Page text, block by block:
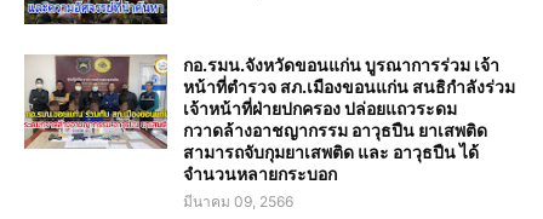
กอ.รมน.จังหวัดขอนแก่น บูรณาการร่วม เจ้า
หน้าที่ตำรวจ สภ.เมืองขอนแก่น สนธิกำลังร่วม
เจ้าหน้าที่ฝ่ายปกครอง ปล่อยแถวระดม
กวาดล้างอาชญากรรม อาวุธปืน ยาเสพติด
สามารถจับกุมยาเสพติด และ อาวุธปืน ได้
จำนวนหลายกระบอก
มีนาคม 09, 2566